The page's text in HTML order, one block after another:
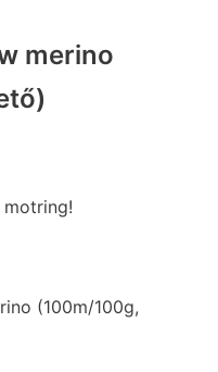
merino
(100m/100g,